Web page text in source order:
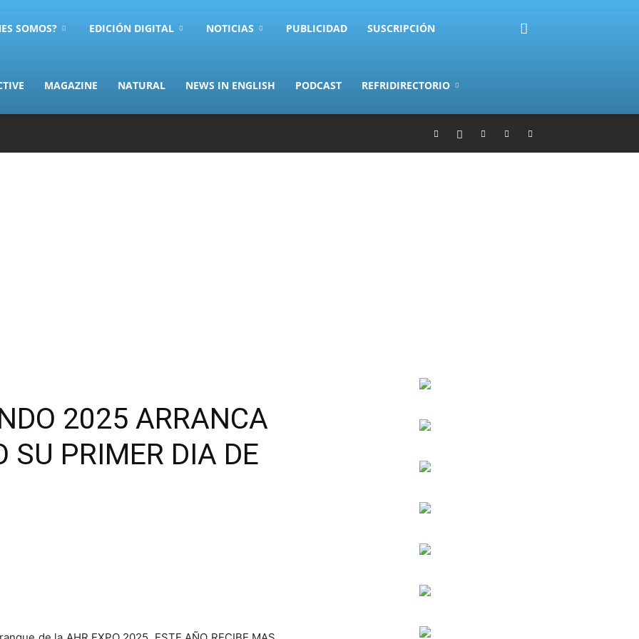
SOMOS? EDICIÓN DIGITAL NOTICIAS PUBLICIDAD SUSCRIPCIÓN
MAGAZINE NATURAL NEWS IN ENGLISH PODCAST REFRIDIRECTORIO
2025 ARRANCA
SU PRIMER DIA DE